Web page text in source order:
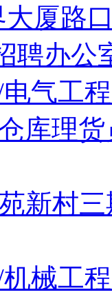
厦路
聘办公
电气工
库理
新村
机械工